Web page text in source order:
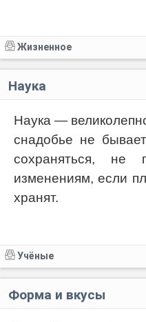
Жизненное
Наука
Наука —
снадобье не
сохраняться, не
изменениям, если
хранят.
Учёные
Форма и вкусы